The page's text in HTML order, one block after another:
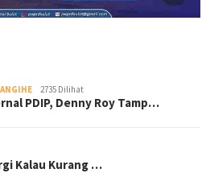
2735 Dilihat
PDIP, Denny Roy Tamp…
Kalau Kurang …